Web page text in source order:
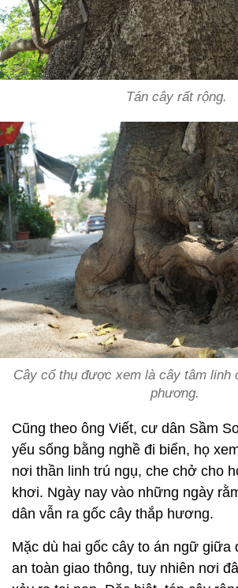
Tán cây rất rộng.
Cây cổ thụ được xem là cây tâm linh
phương.
Cũng theo ông Viết, cư dân Sầm
yếu sống bằng nghề đi biển, họ
nơi thần linh trú ngụ, che chở cho
khơi. Ngày nay vào những ngày
dân vẫn ra gốc cây thắp hương.
Mặc dù hai gốc cây to án ngữ giữa
an toàn giao thông, tuy nhiên nơi